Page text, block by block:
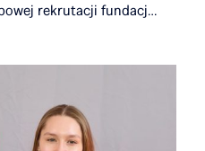
rekrutacji fundacja
Rafał Brzoska
na edukację i rozwój